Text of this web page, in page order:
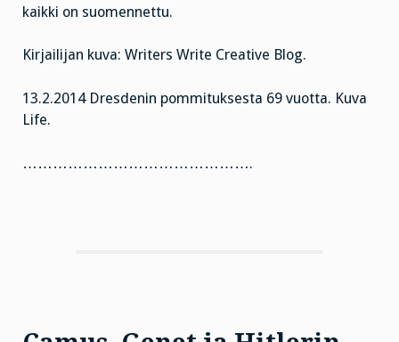
kaikki on suomennettu.
Kirjailijan kuva: Writers Write Creative Blog.
13.2.2014 Dresdenin pommituksesta 69 vuotta. Kuva
Life.
……………………………………….